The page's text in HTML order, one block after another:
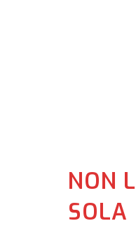
NON
SOLA